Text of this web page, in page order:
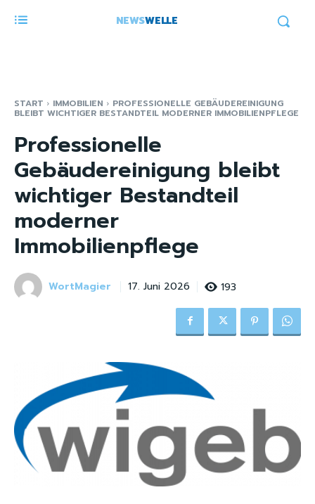
NEWSWELLE
START IMMOBILIEN PROFESSIONELLE GEBÄUDEREINIGUNG
BLEIBT WICHTIGER BESTANDTEIL MODERNER IMMOBILIENPFLEGE
Professionelle
Gebäudereinigung bleibt
wichtiger Bestandteil
moderner
Immobilienpflege
WortMagier 17. Juni 2026 193